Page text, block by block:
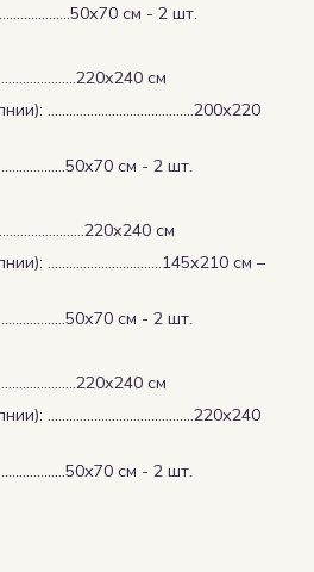
см - 2 шт.
см
…………………………………..200х220
см - 2 шт.
см
…………………………..145х210 см –
см - 2 шт.
см
…………………………………..220х240
см - 2 шт.